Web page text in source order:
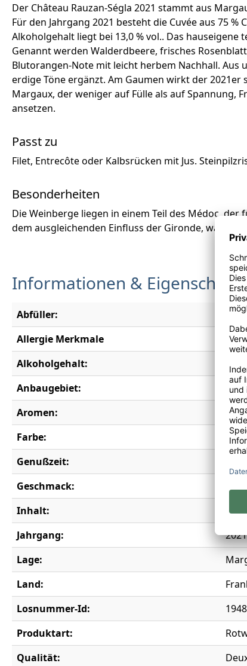
Der Château Rauzan-Ségla 2021 stammt aus
Für den Jahrgang 2021 besteht die Cuvée aus 75
Alkoholgehalt liegt bei 13,0 % vol.. Das
Genannt werden Walderdbeere, frisches
Blutorangen-Note mit leicht herbem Nachhall. Aus
erdige Töne ergänzt. Am Gaumen wirkt der
Margaux, der weniger auf Fülle als auf Spannung,
ansetzen.
Passt zu
Filet, Entrecôte oder Kalbsrücken mit Jus.
Besonderheiten
Die Weinberge liegen in einem Teil des Médoc,
dem ausgleichenden Einfluss der Gironde, was
Informationen &
Abfüller:
Allergie Merkmale
Alkoholgehalt:
13,0
Anbaugebiet:
Aromen:
Farbe:
rot
Genußzeit:
Geschmack:
Inhalt:
0,75
Jahrgang:
2021
Lage:
Land:
Losnummer-Id:
Produktart:
Qualität: